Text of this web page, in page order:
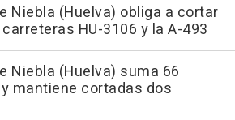
Niebla (Huelva) obliga a cortar
HU-3106 y la A-493
Niebla (Huelva) suma 66
mantiene cortadas dos